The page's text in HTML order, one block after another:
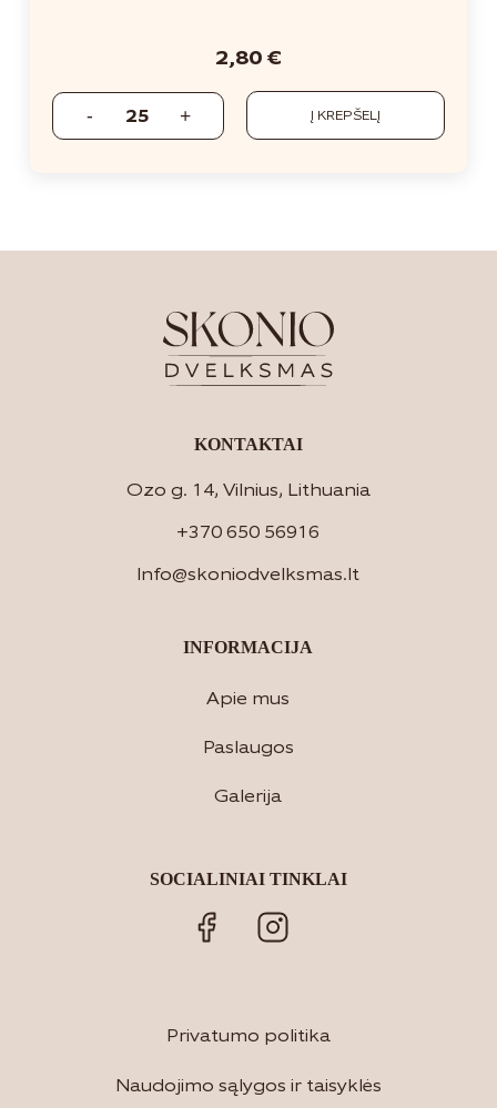
Į KREPŠELĮ
2,80 €
KONTAKTAI
Ozo g. 14, Vilnius, Lithuania
+370 650 56916
Info@skoniodvelksmas.lt
INFORMACIJA
Apie mus
Paslaugos
Galerija
SOCIALINIAI TINKLAI
Privatumo politika
Naudojimo sąlygos ir taisyklės